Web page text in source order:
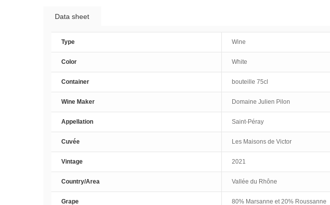
Data sheet
Type Wine
Color White
Container bouteille 75cl
Wine Maker Domaine Julien Pilon
Appellation Saint-Péray
Cuvée Les Maisons de Victor
Vintage 2021
Country/Area Vallée du Rhône
Grape 80% Marsanne et 20% Roussanne